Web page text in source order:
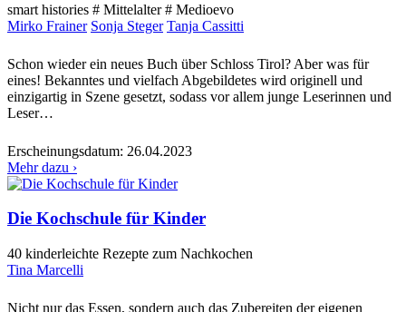
smart histories # Mittelalter # Medioevo
Mirko Frainer Sonja Steger Tanja Cassitti
Schon wieder ein neues Buch über Schloss Tirol? Aber was für
eines! Bekanntes und vielfach Abgebildetes wird originell und
einzigartig in Szene gesetzt, sodass vor allem junge Leserinnen und
Leser…
Erscheinungsdatum: 26.04.2023
Mehr dazu ›
Die Kochschule für Kinder
40 kinderleichte Rezepte zum Nachkochen
Tina Marcelli
Nicht nur das Essen, sondern auch das Zubereiten der eigenen